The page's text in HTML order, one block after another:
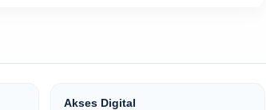
Akses Digital